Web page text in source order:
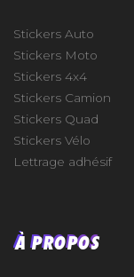
Stickers Auto
Stickers Moto
Stickers 4x4
Stickers Camion
Stickers Quad
Stickers Vélo
Lettrage adhésif
À PROPOS